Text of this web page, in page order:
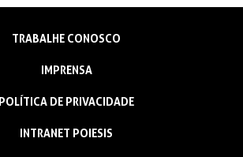
TRABALHE CONOSCO
IMPRENSA
POLÍTICA DE PRIVACIDADE
INTRANET POIESIS